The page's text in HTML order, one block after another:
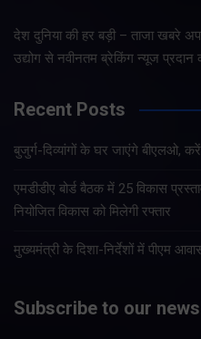
देश दुनिया की हर बड़ी – ताजा खबरे
उद्योग से नवीनतम ब्रेकिंग न्यूज प्रदान
Recent Posts
बुजुर्ग-दिव्यांगों के घर जाएंगे बीएलओ,
एमडीडीए बोर्ड बैठक में 25 विकास
नियोजित विकास को मिलेगी रफ्तार
मुख्यमंत्री के दिशा-निर्देशों में पीएम
Subscribe to our